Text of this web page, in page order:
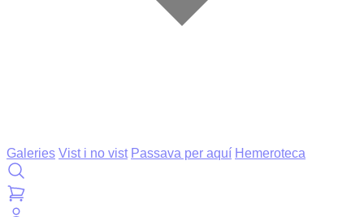
Galeries Vist i no vist Passava per aquí Hemeroteca